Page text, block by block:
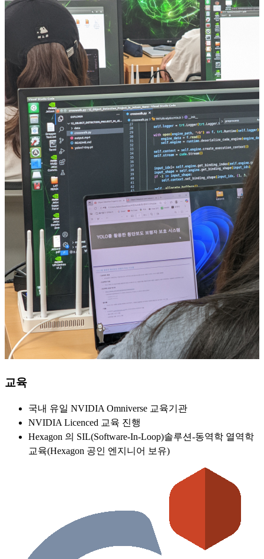
교육
국내 유일 NVIDIA Omniverse 교육기관
NVIDIA Licenced 교육 진행
Hexagon 의 SIL(Software-In-Loop)솔루션-동역학 열역학
교육(Hexagon 공인 엔지니어 보유)